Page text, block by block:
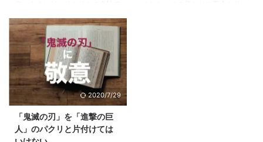
ーとしての次の次元へ6 ご自分の
PM型を診断して ...
少は出世をしていきたいじゃない
かと思っている方に、少しでも参
考になればと思います。 目次1
下記に当てはまる場合は出世から
遠ざかっている1.1 他の社員より
研修を受けていない＝あなたの期
待値が下がっている1.2 仕事の内
ずっとそれをやっていてくれ1.3
気にかけてくれる上役、上司がい
2020/7/29
「鬼滅の刃」を「進撃の巨
人」のパクリと片付けては